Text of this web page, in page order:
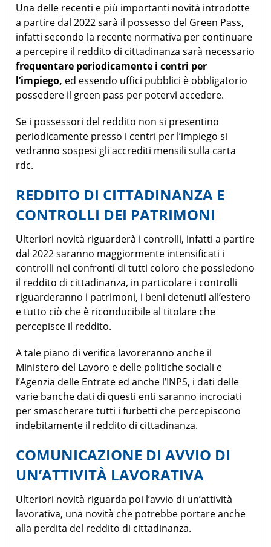
Una delle recenti e più importanti novità introdotte
a partire dal 2022 sarà il possesso del Green Pass,
infatti secondo la recente normativa per continuare
a percepire il reddito di cittadinanza sarà necessario
frequentare periodicamente i centri per
l’impiego, ed essendo uffici pubblici è obbligatorio
possedere il green pass per potervi accedere.
Se i possessori del reddito non si presentino
periodicamente presso i centri per l’impiego si
vedranno sospesi gli accrediti mensili sulla carta
rdc.
REDDITO DI CITTADINANZA E
CONTROLLI DEI PATRIMONI
Ulteriori novità riguarderà i controlli, infatti a partire
dal 2022 saranno maggiormente intensificati i
controlli nei confronti di tutti coloro che possiedono
il reddito di cittadinanza, in particolare i controlli
riguarderanno i patrimoni, i beni detenuti all’estero
e tutto ciò che è riconducibile al titolare che
percepisce il reddito.
A tale piano di verifica lavoreranno anche il
Ministero del Lavoro e delle politiche sociali e
l’Agenzia delle Entrate ed anche l’INPS, i dati delle
varie banche dati di questi enti saranno incrociati
per smascherare tutti i furbetti che percepiscono
indebitamente il reddito di cittadinanza.
COMUNICAZIONE DI AVVIO DI
UN’ATTIVITÀ LAVORATIVA
Ulteriori novità riguarda poi l’avvio di un’attività
lavorativa, una novità che potrebbe portare anche
alla perdita del reddito di cittadinanza.